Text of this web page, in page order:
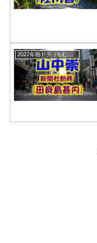
2022年朝ドラ（ちむどんどん）